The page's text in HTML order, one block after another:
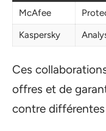
McAfee
Kaspersky
Ces
offres et de
contre différentes